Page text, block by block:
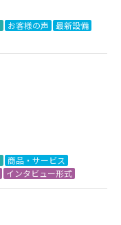
お客様の声
最新設備
商品・サービス
インタビュー形式